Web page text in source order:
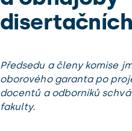
Předsedu a členy komise
oborového garanta po
docentů a odborníků
fakulty.